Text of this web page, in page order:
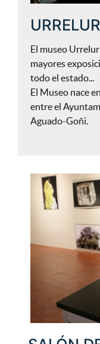
El museo
mayores
todo el estado...
El Museo nace
entre el
Aguado-Goñi.